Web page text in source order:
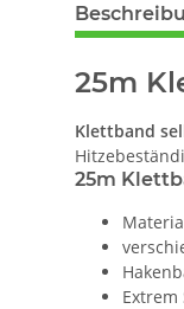
25m
Klettband
25m